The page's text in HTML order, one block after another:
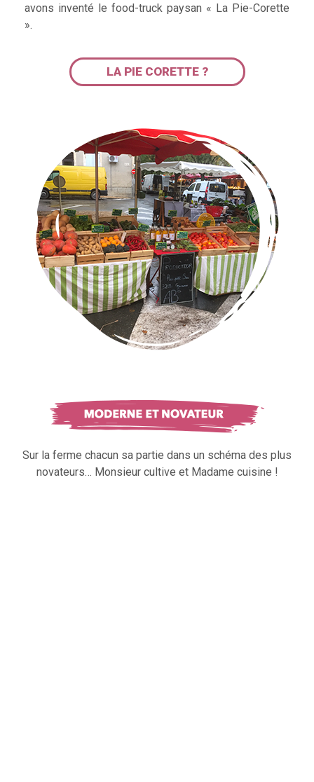
avons inventé le food-truck paysan « La Pie-Corette
».
LA PIE CORETTE ?
Sur la ferme chacun sa partie dans un schéma des plus
novateurs… Monsieur cultive et Madame cuisine !